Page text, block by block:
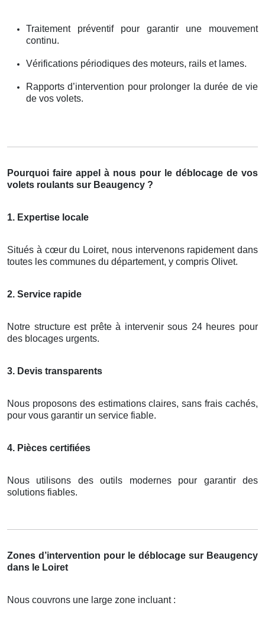
Traitement préventif pour garantir une mouvement
continu.
Vérifications périodiques des moteurs, rails et lames.
Rapports d’intervention pour prolonger la durée de vie
de vos volets.
Pourquoi faire appel à nous pour le déblocage de vos
volets roulants sur Beaugency ?
1. Expertise locale
Situés à cœur du Loiret, nous intervenons rapidement dans
toutes les communes du département, y compris Olivet.
2. Service rapide
Notre structure est prête à intervenir sous 24 heures pour
des blocages urgents.
3. Devis transparents
Nous proposons des estimations claires, sans frais cachés,
pour vous garantir un service fiable.
4. Pièces certifiées
Nous utilisons des outils modernes pour garantir des
solutions fiables.
Zones d’intervention pour le déblocage sur Beaugency
dans le Loiret
Nous couvrons une large zone incluant :